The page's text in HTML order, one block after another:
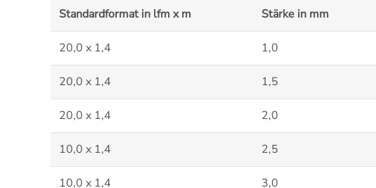
Standardformat in lfm x m Stärke in mm
20,0 x 1,4 1,0
20,0 x 1,4 1,5
20,0 x 1,4 2,0
10,0 x 1,4 2,5
10,0 x 1,4 3,0